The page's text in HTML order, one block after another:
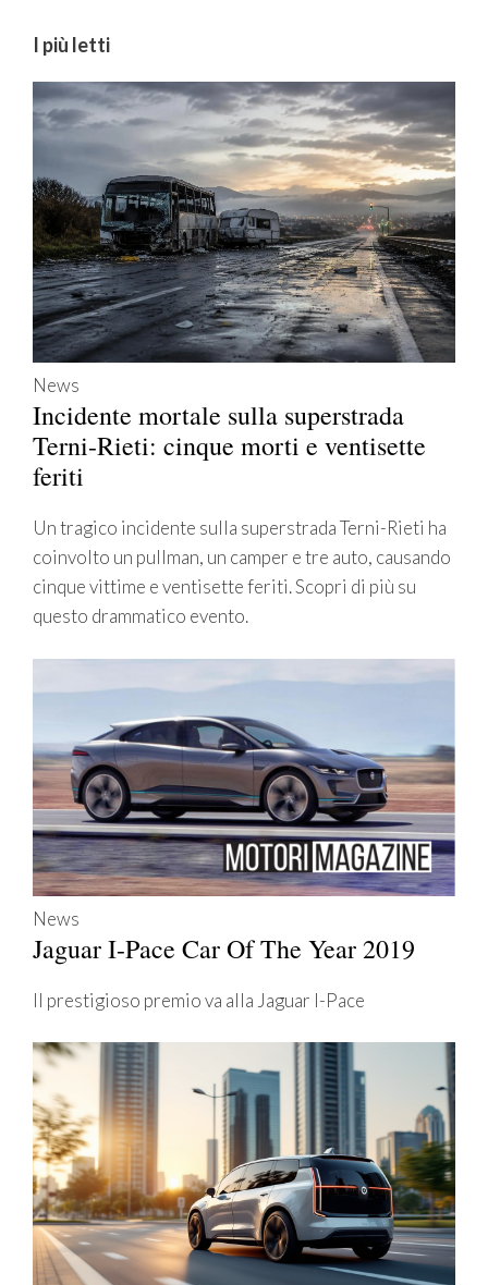
I più letti
News
Incidente mortale sulla superstrada
Terni-Rieti: cinque morti e ventisette
feriti
Un tragico incidente sulla superstrada Terni-Rieti ha
coinvolto un pullman, un camper e tre auto, causando
cinque vittime e ventisette feriti. Scopri di più su
questo drammatico evento.
News
Jaguar I-Pace Car Of The Year 2019
Il prestigioso premio va alla Jaguar I-Pace